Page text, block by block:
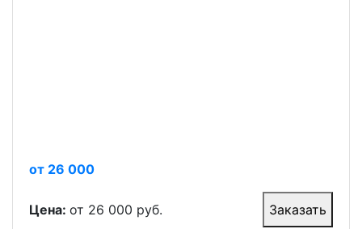
от 26 000
Цена: от 26 000 руб. Заказать